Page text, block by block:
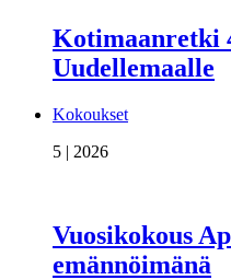
Kotimaanretki
Uudellemaalle
Kokoukset
5 | 2026
Vuosikokous
emännöimänä